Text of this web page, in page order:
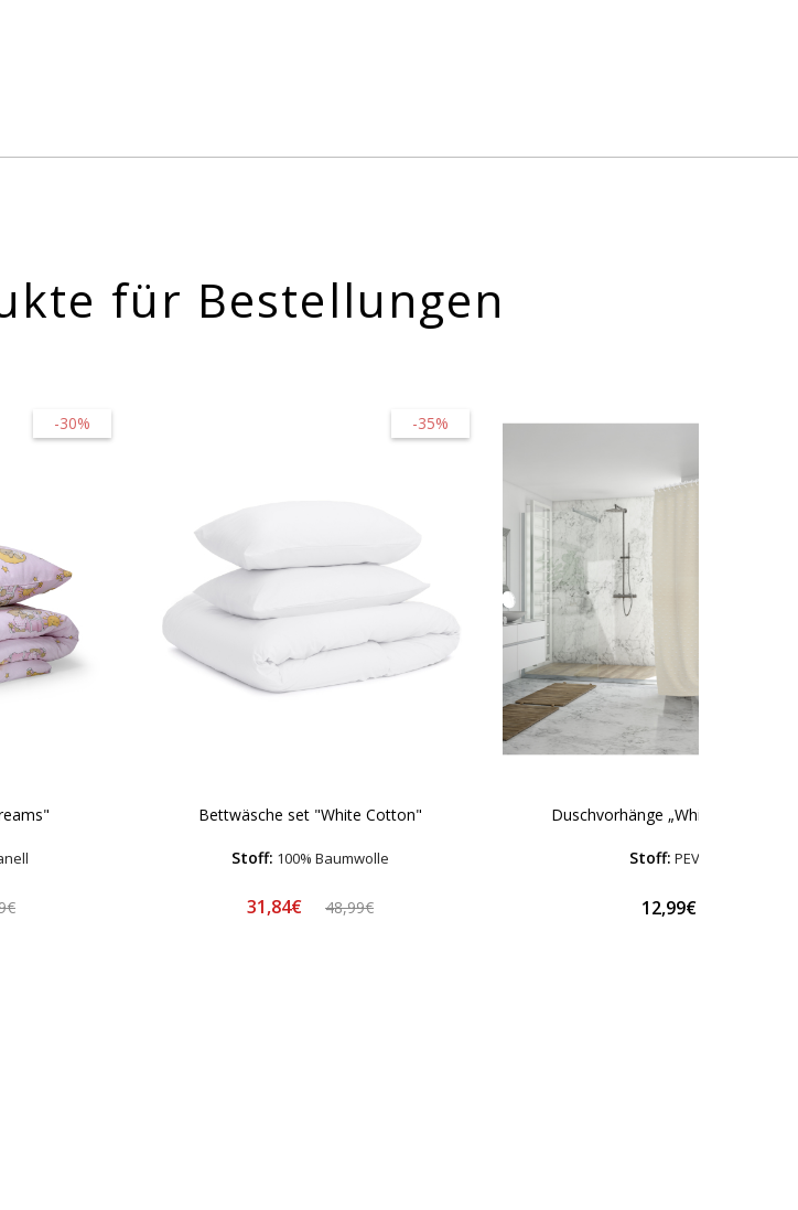
für Bestellungen
-30% -35%
Bettwäsche set "White Cotton"
Stoff: 100% Baumwolle
31,84€ 48,99€
Duschvorhänge „White triangles“
Stoff: PEVA
12,99€